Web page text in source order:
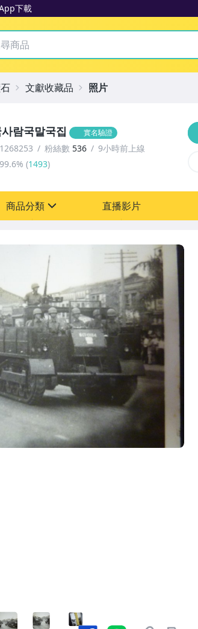
下載
拍賣
람국말국집 實名驗證
粉絲數 536
9小時前上線
99.6% (1493)
商品分類 直播影片
文獻收藏品 照片